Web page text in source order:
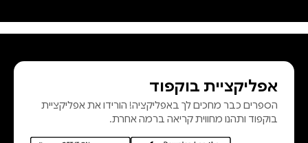
אפליקציית בוקפוד
הספרים כבר מחכים לך באפליקציה! הורידו את אפליקציית
בוקפוד ותהנו מחווית קריאה ברמה אחרת.